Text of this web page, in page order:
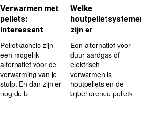
Verwarmen met
pellets:
interessant
Pelletkachels zijn
een mogelijk
alternatief voor de
verwarming van je
stulp. En dan zijn er
nog de b
Welke
zijn er
Een alternatief voor
duur aardgas of
elektrisch
verwarmen is
houtpellets en de
bijbehorende pelletk